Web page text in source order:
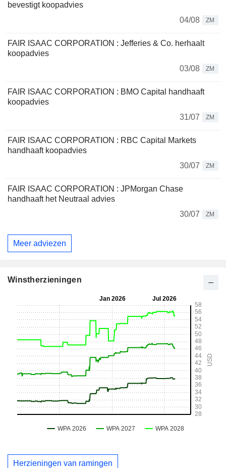
bevestigt koopadvies
04/08
ZM
FAIR ISAAC CORPORATION : Jefferies & Co. herhaalt
koopadvies
03/08
ZM
FAIR ISAAC CORPORATION : BMO Capital handhaaft
koopadvies
31/07
ZM
FAIR ISAAC CORPORATION : RBC Capital Markets
handhaaft koopadvies
30/07
ZM
FAIR ISAAC CORPORATION : JPMorgan Chase
handhaaft het Neutraal advies
30/07
ZM
Meer adviezen
Winstherzieningen
Herzieningen van ramingen